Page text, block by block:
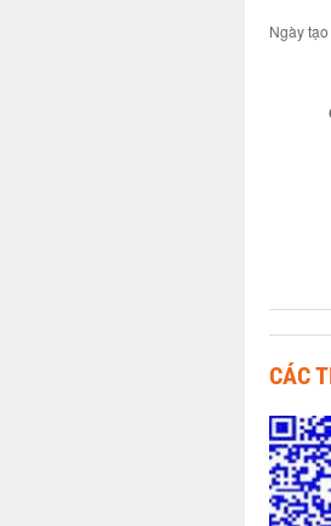
Ngày
CÁC